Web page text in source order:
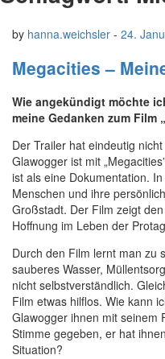
by hanna.weichsler - 24.
Megacities –
Wie angekündigt möchte
meine Gedanken zum Film
Der Trailer hat eindeutig
Glawogger ist mit
ist als eine Dokumentation.
Menschen und ihre
Großstadt. Der Film zeigt
Hoffnung im Leben der
Durch den Film lernt man zu
sauberes Wasser,
nicht selbstverständlich.
Film etwas hilflos. Wie kann
Glawogger ihnen mit seinem
Stimme gegeben, er hat
Situation?